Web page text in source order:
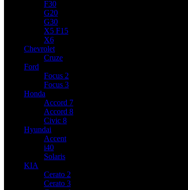
F30
G20
G30
X5 F15
X6
Chevrolet
Cruze
Ford
Focus 2
Focus 3
Honda
Accord 7
Accord 8
Civic 8
Hyundai
Accent
i40
Solaris
KIA
Cerato 2
Cerato 3